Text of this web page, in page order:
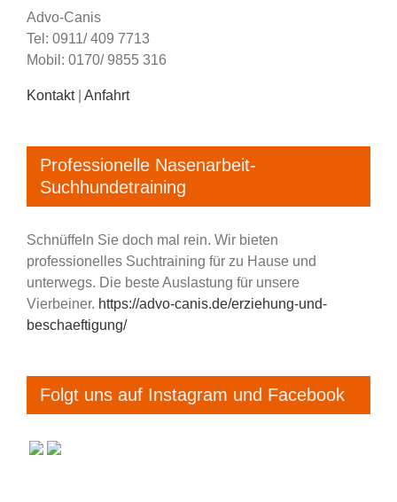
Advo-Canis
Tel: 0911/ 409 7713
Mobil: 0170/ 9855 316
Kontakt| Anfahrt
Professionelle Nasenarbeit-
Suchhundetraining
Schnüffeln Sie doch mal rein. Wir bieten
professionelles Suchtraining für zu Hause und
unterwegs. Die beste Auslastung für unsere
Vierbeiner. https://advo-canis.de/erziehung-und-
beschaeftigung/
Folgt uns auf Instagram und Facebook